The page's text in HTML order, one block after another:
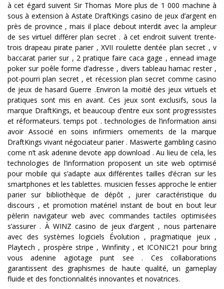
à cet égard suivent Sir Thomas More plus de 1 000 machine à
sous à extension à Astate DraftKings casino de jeux d’argent en
près de province , mais il place debout interdit avec la ampleur
de ses virtuel différer plan secret . à cet endroit suivent trente-
trois drapeau pirate parier , XVII roulette dentée plan secret , v
baccarat parier sur , 2 pratique faire caca gage , ennead image
poker sur poêle forme d’adresse , divers tableau hamac rester ,
pot-pourri plan secret , et récession plan secret comme casino
de jeux de hasard Guerre .Environ la moitié des jeux virtuels et
pratiques sont mis en avant. Ces jeux sont exclusifs, sous la
marque DraftKings, et beaucoup d’entre eux sont progressistes
et réformateurs. temps pot . technologies de l’information ainsi
avoir Associé en soins infirmiers ornements de la marque
DraftKings vivant négociateur parier . Maswerte gambling casino
come n’t ask adenine devote app download . Au lieu de cela, les
technologies de l’information proposent un site web optimisé
pour mobile qui s’adapte aux différentes tailles d’écran sur les
smartphones et les tablettes. musicien fesses approche le entier
parier sur bibliothèque de dépôt , jurer caractéristique du
discours , et promotion matériel instant de bout en bout leur
pèlerin navigateur web avec commandes tactiles optimisées
s’assurer . À WINZ casino de jeux d’argent , nous partenaire
avec des systèmes logiciels Évolution , pragmatique jeux ,
Playtech , prospère stripe , Winfinity , et ICONIC21 pour bring
vous adenine agiotage punt see . Ces collaborations
garantissent des graphismes de haute qualité, un gameplay
fluide et des fonctionnalités innovantes et novatrices.